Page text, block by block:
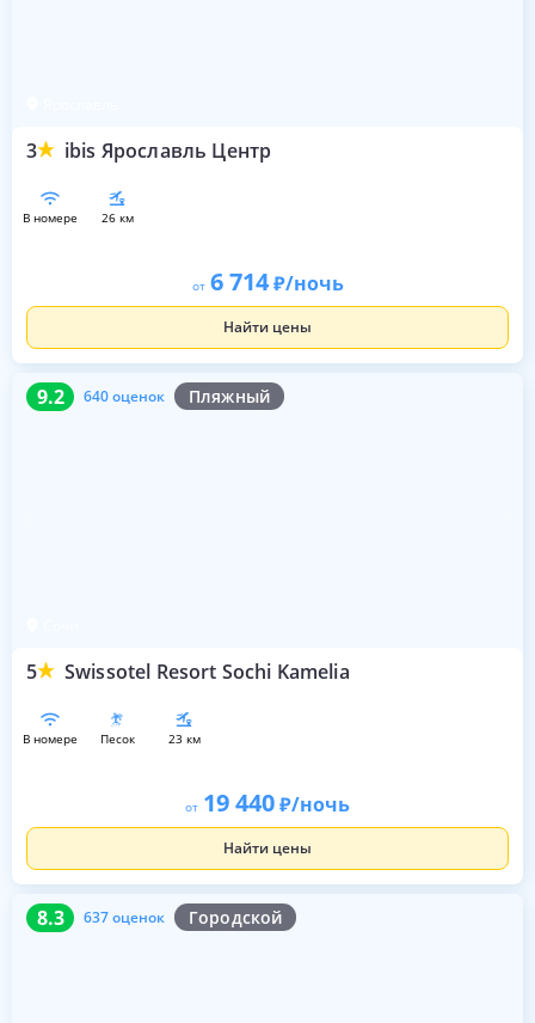
3 ibis Ярославль Центр
в номере 26 км
от 6 714 /ночь
Найти цены
9.2 640 оценок Пляжный
5 Swissotel Resort Sochi Kamelia
9.2 640 оценок
в номере песок 23 км
от 19 440 /ночь
Найти цены
8.3 637 оценок Городской
8.3 637 оценок